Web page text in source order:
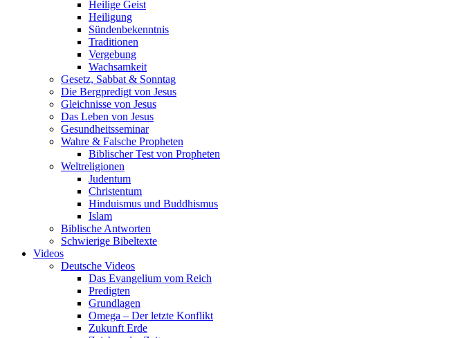
Heilige Geist
Heiligung
Sündenbekenntnis
Traditionen
Vergebung
Wachsamkeit
Gesetz, Sabbat & Sonntag
Die Bergpredigt von Jesus
Gleichnisse von Jesus
Das Leben von Jesus
Gesundheitsseminar
Wahre & Falsche Propheten
Biblischer Test von Propheten
Weltreligionen
Judentum
Christentum
Hinduismus und Buddhismus
Islam
Biblische Antworten
Schwierige Bibeltexte
Videos
Deutsche Videos
Das Evangelium vom Reich
Predigten
Grundlagen
Omega – Der letzte Konflikt
Zukunft Erde